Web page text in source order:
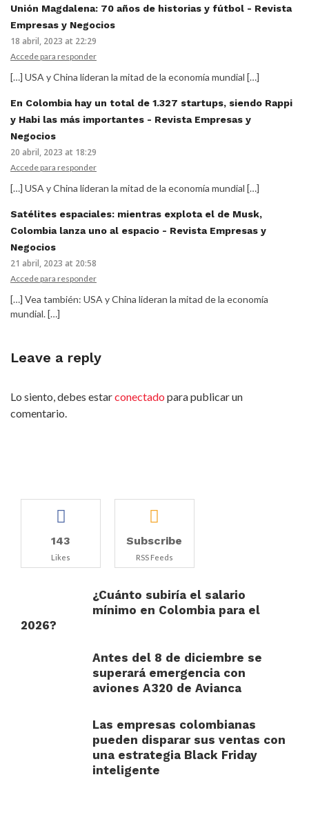
Unión Magdalena: 70 años de historias y fútbol - Revista
Empresas y Negocios
18 abril, 2023 at 22:29
Accede para responder
[…] USA y China lideran la mitad de la economía mundial […]
En Colombia hay un total de 1.327 startups, siendo Rappi
y Habi las más importantes - Revista Empresas y
Negocios
20 abril, 2023 at 18:29
Accede para responder
[…] USA y China lideran la mitad de la economía mundial […]
Satélites espaciales: mientras explota el de Musk,
Colombia lanza uno al espacio - Revista Empresas y
Negocios
21 abril, 2023 at 20:58
Accede para responder
[…] Vea también: USA y China lideran la mitad de la economía
mundial. […]
Leave a reply
Lo siento, debes estarconectado para publicar un
comentario.
143
Likes
Subscribe
RSS Feeds
¿Cuánto subiría el salario
mínimo en Colombia para el
2026?
Antes del 8 de diciembre se
superará emergencia con
aviones A320 de Avianca
Las empresas colombianas
pueden disparar sus ventas con
una estrategia Black Friday
inteligente